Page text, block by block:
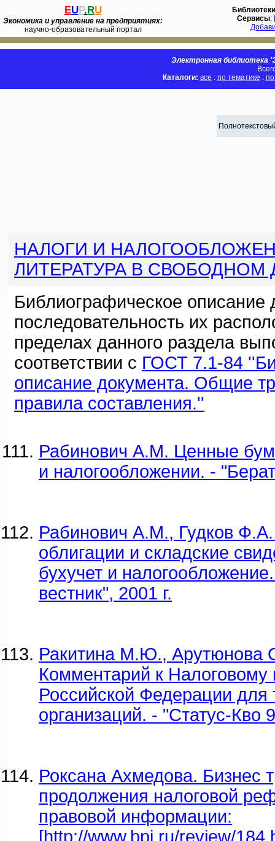
EUP.RU
Экономика и управление на предприятиях:
научно-образовательный портал
Библиотеки
Сервисы:
Электронная библиотека
Каталоги: все : по тематике :
НАЛОГИ И
ЛИТЕРАТУРА В СВОБОДНОМ
Библиографическое описание
последовательность их
пределах данного раздела
соответствии с ГОСТ 7.1-84
описание документа. Общие
правила составления.''
Рабинович А.М. Ценные
и налогообложении. -
Рабинович А.М., Гудков
облигации и складские
бухучет и
вестник", 2001 г.
Ракитина М.Ю.,
Комментарий к Налоговому
Российской Федерации для
организаций. - "Статус-Кво
Роксана Ахмедова. Бизнес
продолжения налоговой
правовой информации:
[http://www.bpi.ru/review/